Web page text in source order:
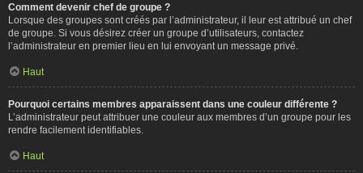
Comment devenir chef de groupe ?
Lorsque des groupes sont créés par l’administrateur, il leur est attribué un chef
de groupe. Si vous désirez créer un groupe d’utilisateurs, contactez
l’administrateur en premier lieu en lui envoyant un message privé.
Haut
Pourquoi certains membres apparaissent dans une couleur différente ?
L’administrateur peut attribuer une couleur aux membres d’un groupe pour les
rendre facilement identifiables.
Haut